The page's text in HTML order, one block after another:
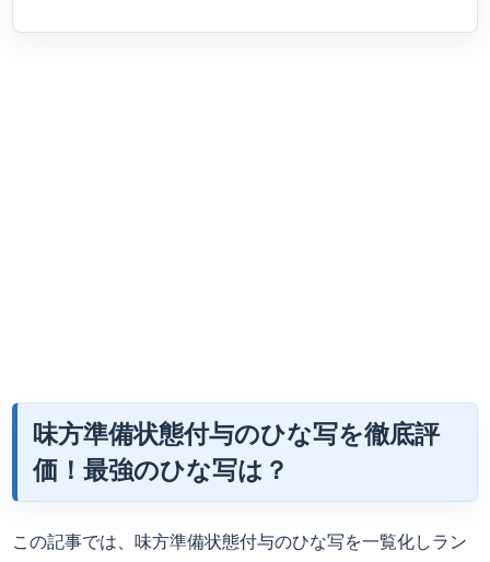
味方準備状態付与のひな写を徹底評
価！最強のひな写は？
この記事では、味方準備状態付与のひな写を一覧化しラン